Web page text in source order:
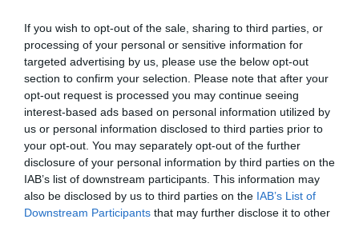
If you wish to opt-out of the sale, sharing to third parties, or
processing of your personal or sensitive information for
targeted advertising by us, please use the below opt-out
section to confirm your selection. Please note that after your
opt-out request is processed you may continue seeing
interest-based ads based on personal information utilized by
us or personal information disclosed to third parties prior to
your opt-out. You may separately opt-out of the further
disclosure of your personal information by third parties on the
IAB’s list of downstream participants. This information may
also be disclosed by us to third parties on the IAB’s List of
Downstream Participants that may further disclose it to other
MTI
A svájci székhelyű szervezet a nyugat-afrikai keskenyszájú
orrszarvú populációjának közelmúltbéli felbecslése után jutott arra,
hogy kihaltként kell kezelni ezt az alfajt. A közép-afrikai
keskenyszájú orrszarvút "lehetséges kihaltként", míg a vietnámi
jávai orrszarvút "valószínűleg kihaltként" kell számon tartani.
Vietnámban 2010-ben végeztek az utolsó ismert példánnyal
vadorzók. A jávai orrszarvú kis számban még jelen van az
indonéziai Jáva szigetén - taglalta az IUCN.